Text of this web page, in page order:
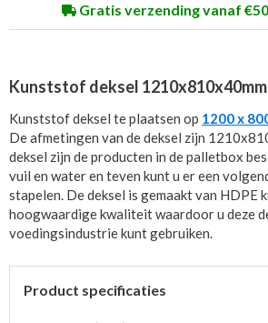
Gratis verzending vanaf
Kunststof deksel
Kunststof deksel te plaatsen op 1200 x
De afmetingen van de deksel zijn
deksel zijn de producten in de palletbox
vuil en water en teven kunt u er een
stapelen. De deksel is gemaakt van HDPE
hoogwaardige kwaliteit waardoor u deze
voedingsindustrie kunt gebruiken.
Product specificaties